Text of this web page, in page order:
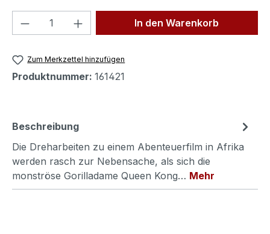
Produkt Anzahl: Gib denIn den Warenkorb
Zum Merkzettel hinzufügen
Produktnummer: 161421
Beschreibung
Die Dreharbeiten zu einem Abenteuerfilm in Afrika
werden rasch zur Nebensache, als sich die
monströse Gorilladame Queen Kong… Mehr